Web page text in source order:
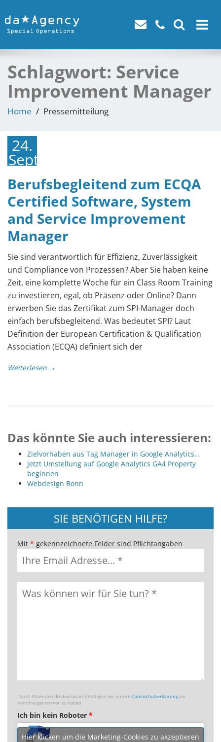
Toggle
Schlagwort: Service
Improvement Manager
Home Pressemitteilung
24.
September
Berufsbegleitend zum ECQA
Certified Software, System
and Service Improvement
Manager
Sie sind verantwortlich für Effizienz, Zuverlässigkeit
und Compliance von Prozessen? Aber Sie haben keine
Zeit, eine komplette Woche für ein Class Room Training
zu investieren, egal, ob Präsenz oder Online? Dann
erwerben Sie das Zertifikat zum SPI-Manager doch
einfach berufsbegleitend. Was bedeutet SPI? Laut
Definition der European Certification & Qualification
Association (ECQA) definiert sich der
Weiterlesen →
Das könnte Sie auch interessieren:
Zielvorhaben aus Tag Manager in Google Analytics…
Jetzt Umstellung auf Google Analytics GA4 Property
beginnen
Webdesign Bonn
SIE BENÖTIGEN HILFE?
Mit * gekennzeichnete Felder sind Pflichtangaben
Durch Absenden des Formulars bestätigen Sie, unsereDatenschutzerklärungzur
Kenntnis genommen zu haben
Ich bin kein Roboter *
Hier klicken um die Marketing-Cookies zu akzeptieren